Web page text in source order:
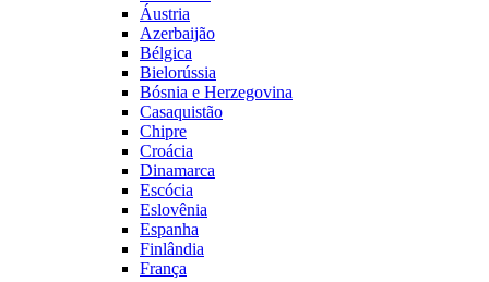
Áustria
Azerbaijão
Bélgica
Bielorússia
Bósnia e Herzegovina
Casaquistão
Chipre
Croácia
Dinamarca
Escócia
Eslovênia
Espanha
Finlândia
França